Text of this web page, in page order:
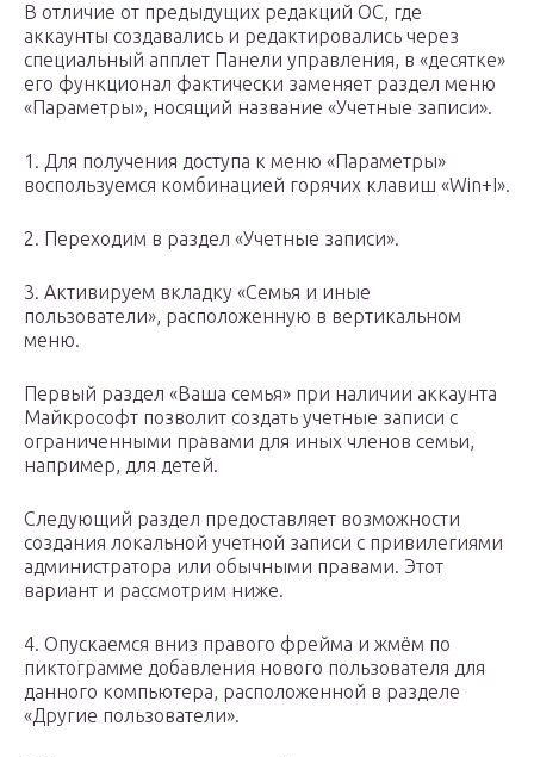
В отличие от предыдущих редакций ОС, где
аккаунты создавались и редактировались через
специальный апплет Панели управления, в «десятке»
его функционал фактически заменяет раздел меню
«Параметры», носящий название «Учетные записи».
1. Для получения доступа к меню «Параметры»
воспользуемся комбинацией горячих клавиш «Win+I».
2. Переходим в раздел «Учетные записи».
3. Активируем вкладку «Семья и иные
пользователи», расположенную в вертикальном
меню.
Первый раздел «Ваша семья» при наличии аккаунта
Майкрософт позволит создать учетные записи с
ограниченными правами для иных членов семьи,
например, для детей.
Следующий раздел предоставляет возможности
создания локальной учетной записи с привилегиями
администратора или обычными правами. Этот
вариант и рассмотрим ниже.
4. Опускаемся вниз правого фрейма и жмём по
пиктограмме добавления нового пользователя для
данного компьютера, расположенной в разделе
«Другие пользователи».